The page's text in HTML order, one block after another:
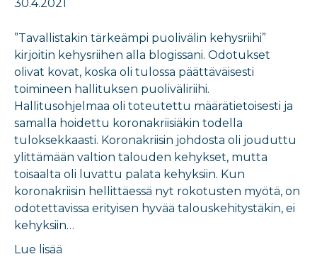
30.4.2021
”Tavallistakin tärkeämpi puolivälin kehysriihi”
kirjoitin kehysriihen alla blogissani. Odotukset
olivat kovat, koska oli tulossa päättäväisesti
toimineen hallituksen puoliväliriihi.
Hallitusohjelmaa oli toteutettu määrätietoisesti ja
samalla hoidettu koronakriisiäkin todella
tuloksekkaasti. Koronakriisin johdosta oli jouduttu
ylittämään valtion talouden kehykset, mutta
toisaalta oli luvattu palata kehyksiin. Kun
koronakriisin hellittäessä nyt rokotusten myötä, on
odotettavissa erityisen hyvää talouskehitystäkin, ei
kehyksiin…
Lue lisää